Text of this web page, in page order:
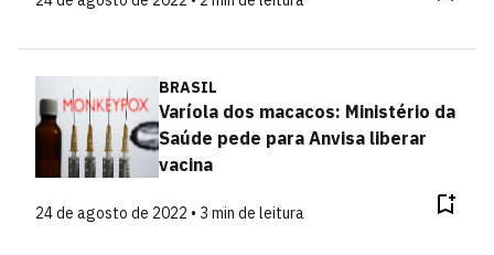
BRASIL
Varíola dos macacos: Ministério da
Saúde pede para Anvisa liberar
vacina
24 de agosto de 2022 • 3 min de leitura